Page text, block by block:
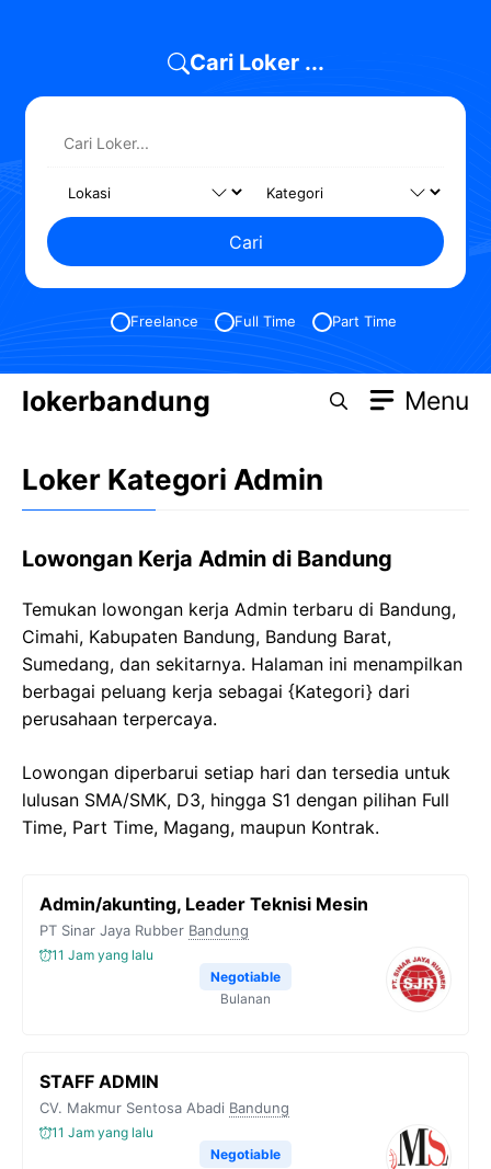
Cari Loker ...
Cari
Freelance Full Time Part Time
lokerbandung Menu
Loker Kategori Admin
Lowongan Kerja Admin di Bandung
Temukan lowongan kerja Admin terbaru di Bandung,
Cimahi, Kabupaten Bandung, Bandung Barat,
Sumedang, dan sekitarnya. Halaman ini menampilkan
berbagai peluang kerja sebagai {Kategori} dari
perusahaan terpercaya.
Lowongan diperbarui setiap hari dan tersedia untuk
lulusan SMA/SMK, D3, hingga S1 dengan pilihan Full
Time, Part Time, Magang, maupun Kontrak.
Admin/akunting, Leader Teknisi Mesin
PT Sinar Jaya Rubber Bandung
11 Jam yang lalu
Negotiable
Bulanan
STAFF ADMIN
CV. Makmur Sentosa Abadi Bandung
11 Jam yang lalu
Negotiable